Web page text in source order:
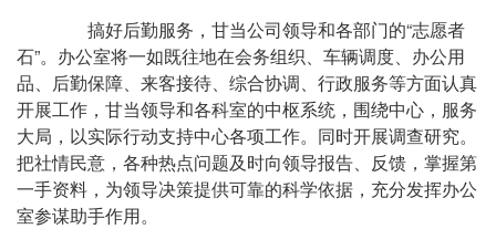
搞好后勤服务，甘当公司领导和各部门的“志愿者
石”。办公室将一如既往地在会务组织、车辆调度、办公用
品、后勤保障、来客接待、综合协调、行政服务等方面认真
开展工作，甘当领导和各科室的中枢系统，围绕中心，服务
大局，以实际行动支持中心各项工作。同时开展调查研究。
把社情民意，各种热点问题及时向领导报告、反馈，掌握第
一手资料，为领导决策提供可靠的科学依据，充分发挥办公
室参谋助手作用。